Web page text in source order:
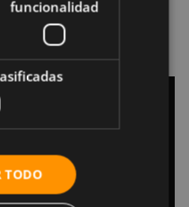
con una sola
funcionalidad
TODO